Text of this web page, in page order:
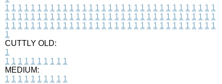
1 1 1 1 1 1 1 1 1 1 1 1 1 1 1 1 1 1 1 1 1 1 1 1 1 1 1 1 1 1 1 1 1
1 1 1 1 1 1 1 1 1 1 1 1 1 1 1 1 1 1 1 1 1 1 1 1 1 1 1 1 1 1 1 1 1
1 1 1 1 1 1 1 1 1 1 1 1 1 1 1 1 1 1 1 1 1 1 1 1 1 1 1 1 1 1 1 1 1
1
CUTTLY OLD:
1
1 1 1 1 1 1 1 1 1 1
MEDIUM:
1 1 1 1 1 1 1 1 1 1